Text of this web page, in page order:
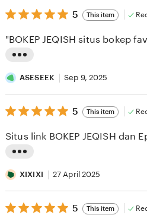
5
out
5
stars
5 This item
i
s
t
n
r
e
v
"BOKEP JEQISH situs bokep
ASESEEK Sep 9, 2025
5
out
5
stars
5 This item
i
s
t
Situs link BOKEP JEQISH dan
XIXIXI 27 April 2025
5
5 This item